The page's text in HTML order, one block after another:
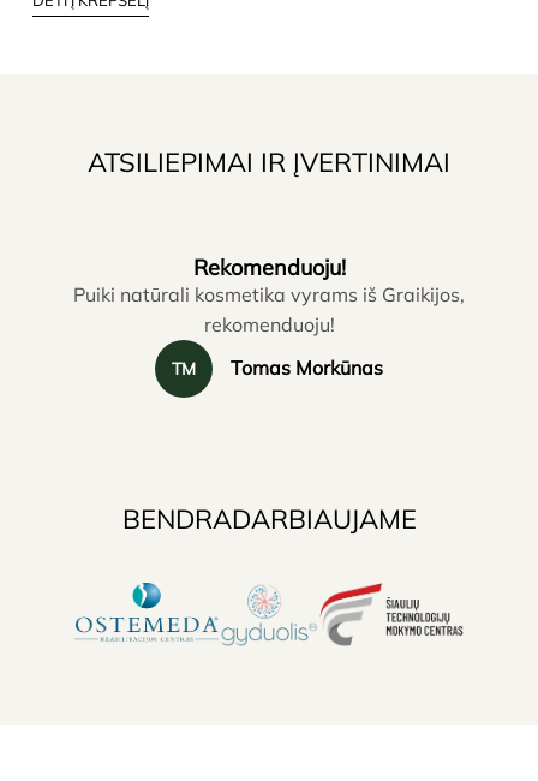
ATSILIEPIMAI IR ĮVERTINIMAI
Rekomenduoju!
Puiki natūrali kosmetika vyrams iš Graikijos,
rekomenduoju!
TM Tomas Morkūnas
BENDRADARBIAUJAME